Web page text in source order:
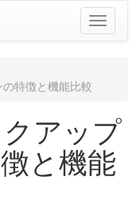
Toggle
の特徴と機能比較
クアップ
と機能